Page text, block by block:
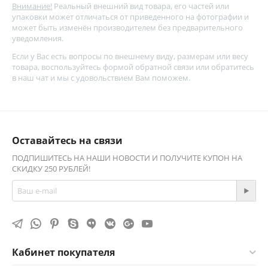
Внимание! Реальный внешний вид товара, его частей или
упаковки может отличаться от приведенного на фотографии и
может быть изменён производителем без предварительного
уведомления.
Если у Вас есть вопросы по внешнему виду, размерам или весу
товара, воспользуйтесь формой обратной связи или обратитесь
в наш чат и мы с удовольствием Вам поможем.
Оставайтесь на связи
ПОДПИШИТЕСЬ НА НАШИ НОВОСТИ И ПОЛУЧИТЕ КУПОН НА
СКИДКУ 250 РУБЛЕЙ!
Кабинет покупателя